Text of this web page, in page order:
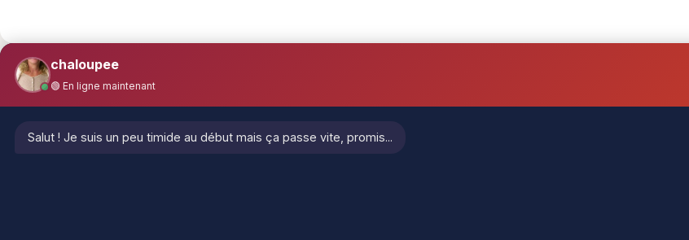
chaloupee
🟢 En ligne maintenant
Salut ! Je suis un peu timide au début mais ça passe vite, promis...